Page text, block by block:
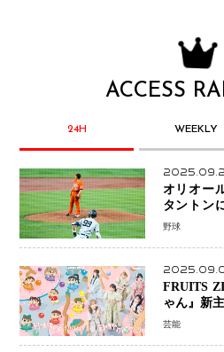
ACCESS
24H WEEKLY
オリオー
タントン
で降板
野球
FRUITS
ゃん』新
芸能